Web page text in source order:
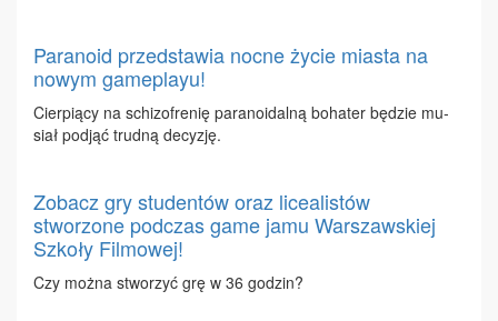
Paranoid przedstawia nocne życie miasta na
nowym gameplayu!
Cier­pią­cy na schi­zo­fre­nię pa­ra­no­idal­ną bo­ha­ter bę­dzie mu­
siał pod­jąć trud­ną de­cy­zję.
Zobacz gry studentów oraz licealistów
stworzone podczas game jamu Warszawskiej
Szkoły Filmowej!
Czy moż­na stwo­rzyć grę w 36 go­dzin?